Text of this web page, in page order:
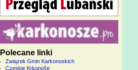
Polecane linki
Związek Gmin Karkonoskich
Czeskie Krkonoše